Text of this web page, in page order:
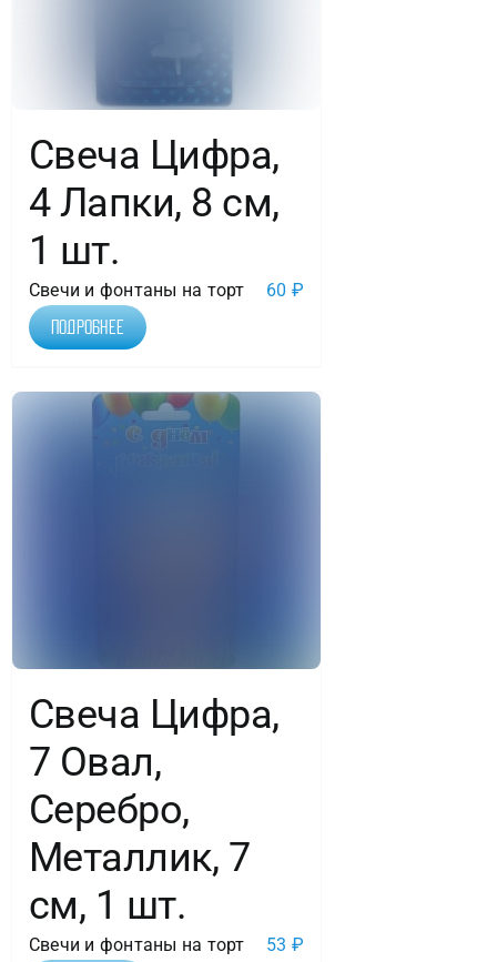
Свеча Цифра,
4 Лапки, 8 см,
1 шт.
Свечи и фонтаны на торт 60 ₽
Подробнее
Свеча Цифра,
7 Овал,
Серебро,
Металлик, 7
см, 1 шт.
Свечи и фонтаны на торт 53 ₽